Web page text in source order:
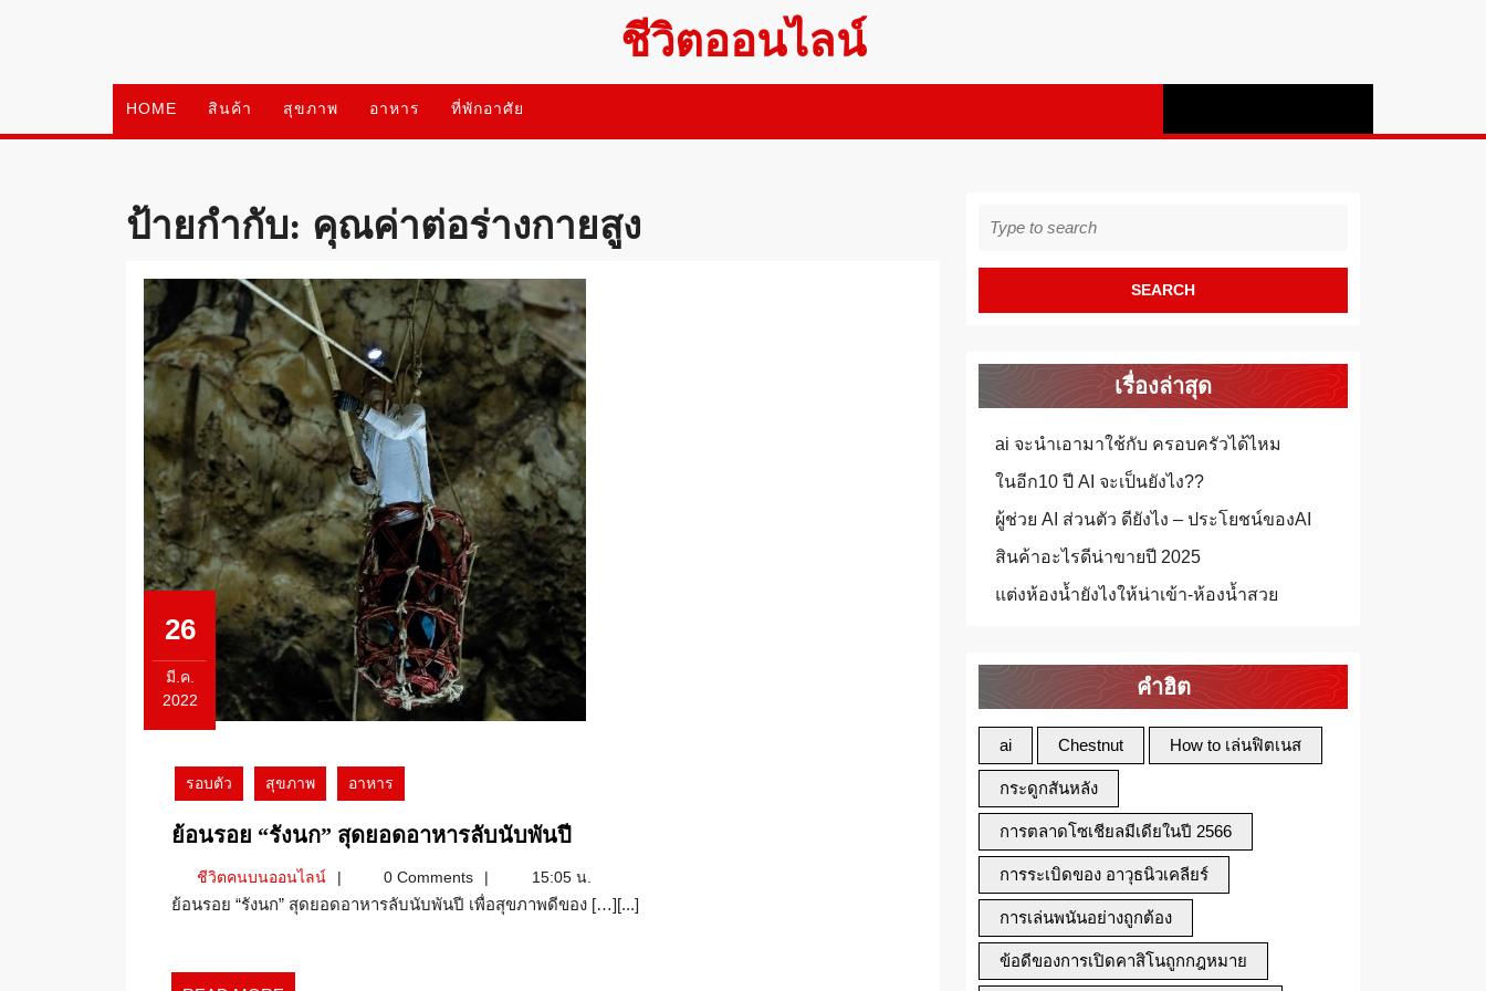
ชีวิตออนไลน์
HOME สินค้า สุขภาพ อาหาร ที่พักอาศัย
ป้ายกำกับ: คุณค่าต่อร่างกายสูง
26
มี.ค.
2022
2022
รอบตัว
สุขภาพ อาหาร
ย้อนรอย “รังนก” สุดยอดอาหารลับนับพันปี
“รังนก”
สุด
ชีวิตคนบนออนไลน์ชีวิต
คน
0 Comments 15:05 น.
ย้อนรอย “รังนก” สุดยอดอาหารลับนับพันปี เพื่อสุขภาพดีของ […][...]
for:
เรื่องล่าสุด
ai จะนำเอามาใช้กับ ครอบครัวได้ไหม
ในอีก10 ปี AI จะเป็นยังไง??
ผู้ช่วย AI ส่วนตัว ดียังไง – ประโยชน์ของAI
สินค้าอะไรดีน่าขายปี 2025
แต่งห้องน้ำยังไงให้น่าเข้า-ห้องน้ำสวย
คำฮิต
ai Chestnut How to เล่นฟิตเนส
กระดูกสันหลัง
การตลาดโซเชียลมีเดียในปี 2566
การระเบิดของ อาวุธนิวเคลียร์
การเล่นพนันอย่างถูกต้อง
ข้อดีของการเปิดคาสิโนถูกกฎหมาย